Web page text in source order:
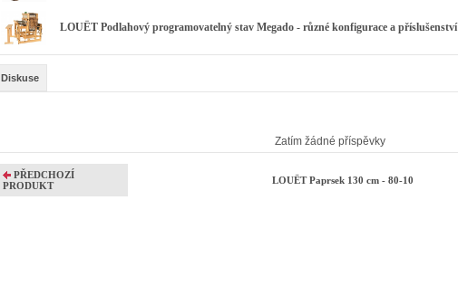
LOUËT Podlahový programovatelný stav Megado - různé konfigurace a příslušenství
Diskuse
Zatím žádné příspěvky
PŘEDCHOZÍ
PRODUKT
LOUËT Paprsek 130 cm - 80-10